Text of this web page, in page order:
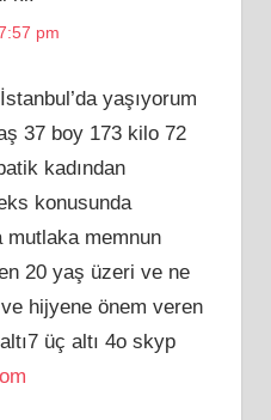
pm
yaşıyorum
37 boy 173 kilo 72
kadından
konusunda
mutlaka memnun
20 yaş üzeri ve ne
hijyene önem veren
üç altı 4o skyp